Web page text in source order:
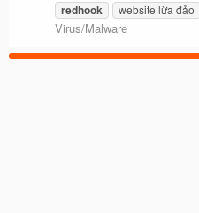
redhook website lừa đảo
Virus/Malware